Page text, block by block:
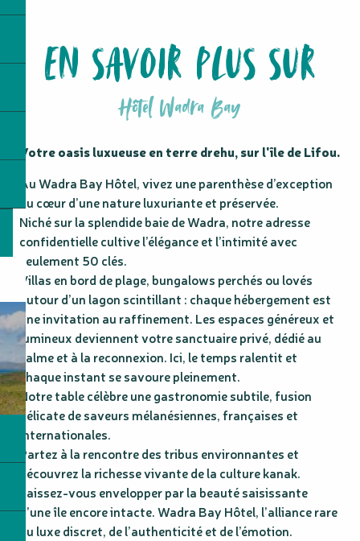
EN SAVOIR PLUS SUR
Hôtel Wadra Bay
Votre oasis luxueuse en terre drehu, sur l'île de Lifou.
Au Wadra Bay Hôtel, vivez une parenthèse d’exception
au cœur d’une nature luxuriante et préservée.
Niché sur la splendide baie de Wadra, notre adresse
confidentielle cultive l’élégance et l’intimité avec
seulement 50 clés.
Villas en bord de plage, bungalows perchés ou lovés
autour d’un lagon scintillant : chaque hébergement est
une invitation au raffinement. Les espaces généreux et
lumineux deviennent votre sanctuaire privé, dédié au
calme et à la reconnexion. Ici, le temps ralentit et
chaque instant se savoure pleinement.
Notre table célèbre une gastronomie subtile, fusion
délicate de saveurs mélanésiennes, françaises et
internationales.
Partez à la rencontre des tribus environnantes et
découvrez la richesse vivante de la culture kanak.
Laissez-vous envelopper par la beauté saisissante
d’une île encore intacte. Wadra Bay Hôtel, l’alliance rare
du luxe discret, de l’authenticité et de l’émotion.